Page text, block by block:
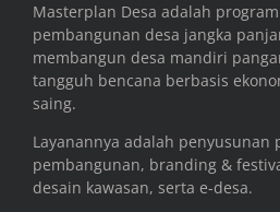
Masterplan Desa adalah
pembangunan desa jangka
membangun desa mandiri
tangguh bencana berbasis
saing.
Layanannya adalah penyusunan
pembangunan, branding &
desain kawasan, serta e-desa.